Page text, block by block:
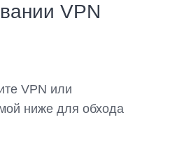
VPN
VPN или
ниже для обхода